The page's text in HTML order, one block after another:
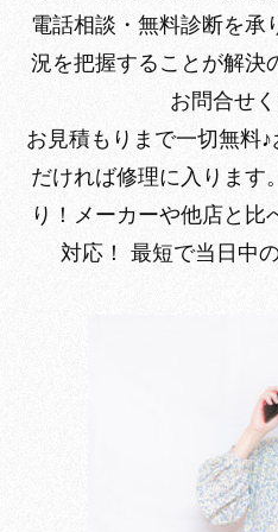
電話相談・無料診断を承
況を把握することが解決
お問合せく
お見積もりまで一切無料♪
だければ修理に入ります。
り！ メーカーや他店と比
対応！
最短で当日中